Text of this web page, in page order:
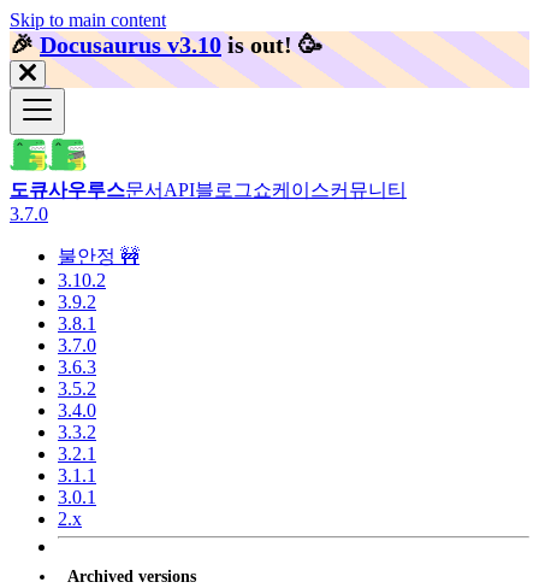
Skip to main content
🎉️Docusaurus v3.10 is out! 🥳️
도큐사우루스문서 API블로그쇼케이스커뮤니티
3.7.0
불안정 🚧
3.10.2
3.9.2
3.8.1
3.7.0
3.6.3
3.5.2
3.4.0
3.3.2
3.2.1
3.1.1
3.0.1
2.x
Archived versions